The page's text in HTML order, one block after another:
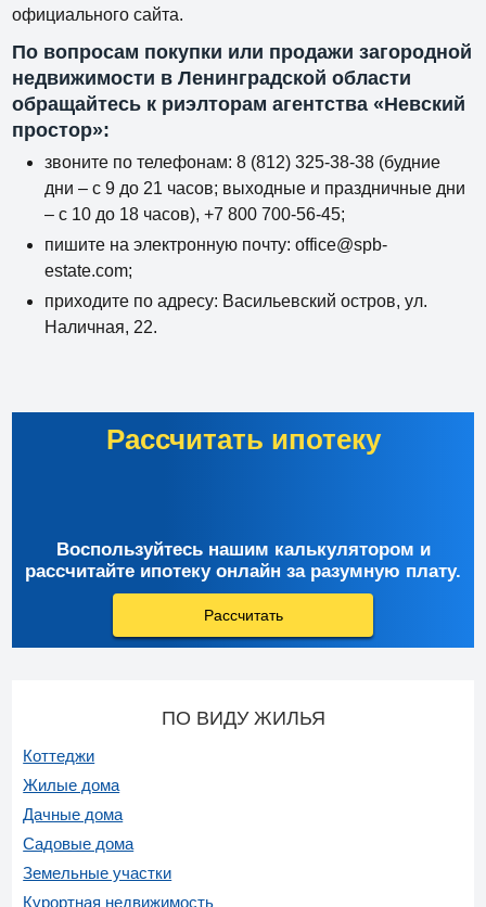
официального сайта.
По вопросам покупки или продажи загородной
недвижимости в Ленинградской области
обращайтесь к риэлторам агентства «Невский
простор»:
звоните по телефонам: 8 (812) 325-38-38 (будние
дни – с 9 до 21 часов; выходные и праздничные дни
– с 10 до 18 часов), +7 800 700-56-45;
пишите на электронную почту: office@spb-
estate.com;
приходите по адресу: Васильевский остров, ул.
Наличная, 22.
Рассчитать ипотеку
Воспользуйтесь нашим калькулятором и
рассчитайте ипотеку онлайн за разумную плату.
Рассчитать
ПО ВИДУ ЖИЛЬЯ
Коттеджи
Жилые дома
Дачные дома
Садовые дома
Земельные участки
Курортная недвижимость